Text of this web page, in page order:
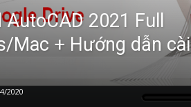
2021 Full
Mac + Hướng dẫn cài
2020